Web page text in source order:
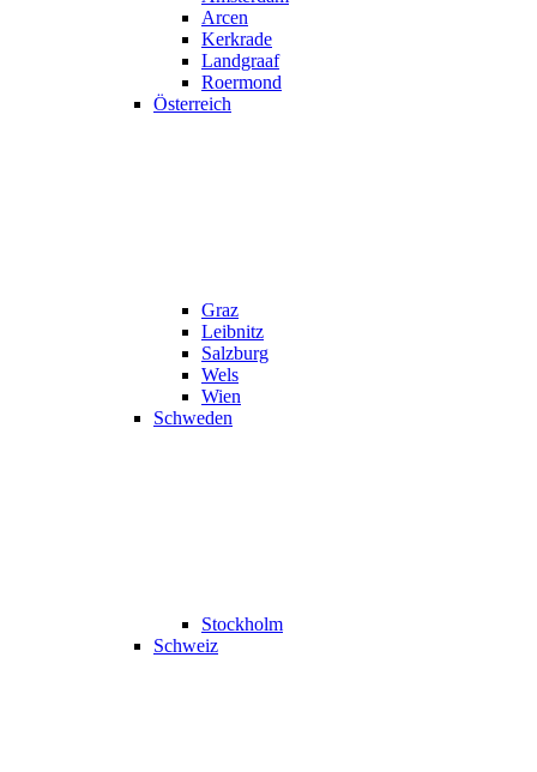
Arcen
Kerkrade
Landgraaf
Roermond
Österreich
Graz
Leibnitz
Salzburg
Wels
Wien
Schweden
Stockholm
Schweiz